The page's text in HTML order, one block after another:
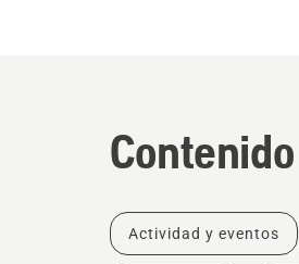
Actividad y eventos